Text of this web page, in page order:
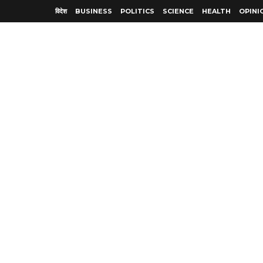
विदेश BUSINESS POLITICS SCIENCE HEALTH